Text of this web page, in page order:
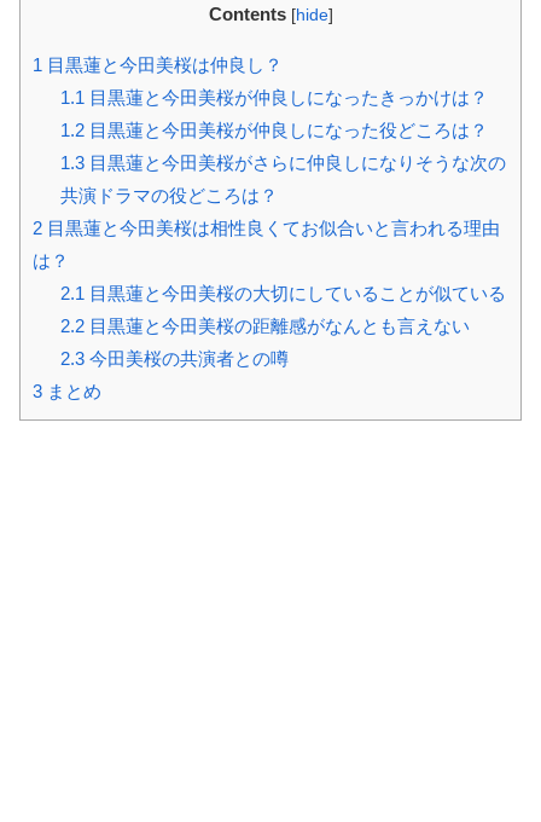
Contents [hide]
1 目黒蓮と今田美桜は仲良し？
1.1 目黒蓮と今田美桜が仲良しになったきっかけは？
1.2目黒蓮と今田美桜が仲良しになった役どころは？
1.3目黒蓮と今田美桜がさらに仲良しになりそうな次の
共演ドラマの役どころは？
2 目黒蓮と今田美桜は相性良くてお似合いと言われる理由
は？
2.1 目黒蓮と今田美桜の大切にしていることが似ている
2.2目黒蓮と今田美桜の距離感がなんとも言えない
2.3今田美桜の共演者との噂
3 まとめ